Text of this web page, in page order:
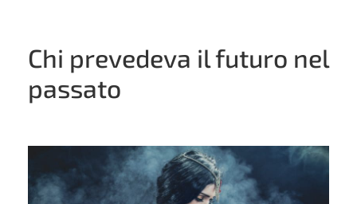
Chi prevedeva il futuro nel
passato